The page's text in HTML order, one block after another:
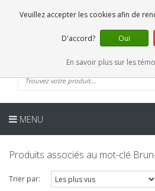
FR
MENU
Produits associés au mot-clé
Trier par:
Veuillez accepter les cookies afin de
D'accord? Oui
En savoir plus sur les